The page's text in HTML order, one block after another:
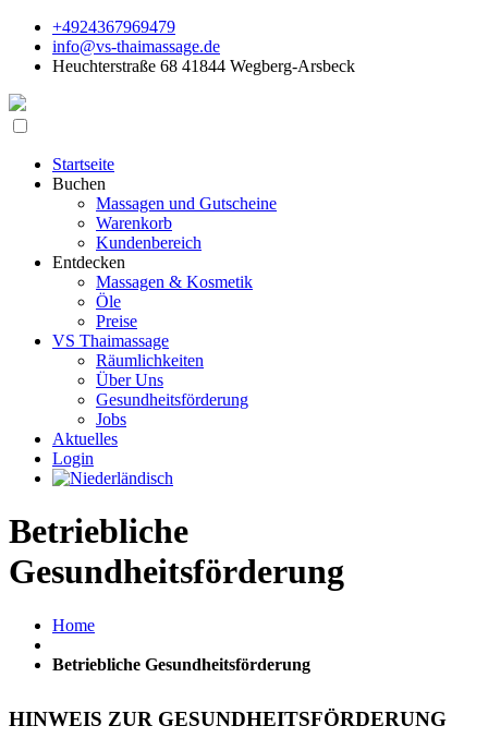
+4924367969479
info@vs-thaimassage.de
Heuchterstraße 68 41844 Wegberg-Arsbeck
Startseite
Buchen
Massagen und Gutscheine
Warenkorb
Kundenbereich
Entdecken
Massagen & Kosmetik
Öle
Preise
VS Thaimassage
Räumlichkeiten
Über Uns
Gesundheitsförderung
Jobs
Aktuelles
Login
Betriebliche
Gesundheitsförderung
Home
Betriebliche Gesundheitsförderung
HINWEIS ZUR GESUNDHEITSFÖRDERUNG